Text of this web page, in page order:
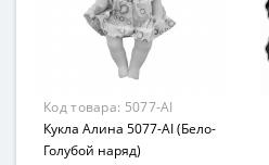
От 3-х лет
Возрастная группа
Комбинированный
Код товара: 5077-AI
Кукла Алина 5077-AI (Бело-
Голубой наряд)